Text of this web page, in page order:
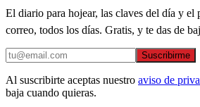
El diario para hojear, las claves del día y
correo, todos los días. Gratis, y te das de
Suscribirme
Al suscribirte aceptas nuestro aviso de
baja cuando quieras.